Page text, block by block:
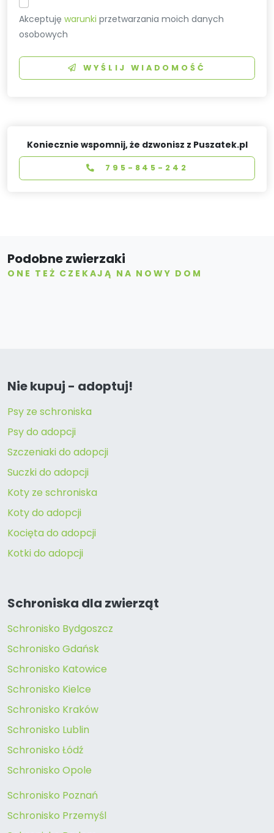
Akceptujęwarunki przetwarzania moich danych
osobowych
WYŚLIJ WIADOMOŚĆ
Koniecznie wspomnij, że dzwonisz z Puszatek.pl
795-845-242
Podobne zwierzaki
ONE TEŻ CZEKAJĄ NA NOWY DOM
Nie kupuj - adoptuj!
Psy ze schroniska
Psy do adopcji
Szczeniaki do adopcji
Suczki do adopcji
Koty ze schroniska
Koty do adopcji
Kocięta do adopcji
Kotki do adopcji
Schroniska dla zwierząt
Schronisko Bydgoszcz
Schronisko Gdańsk
Schronisko Katowice
Schronisko Kielce
Schronisko Kraków
Schronisko Lublin
Schronisko Łódź
Schronisko Opole
Schronisko Poznań
Schronisko Przemyśl